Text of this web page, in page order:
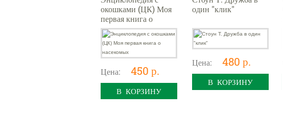
окошками (ЦК) Моя
первая книга о
насекомых
Цена: 450 р.
В КОРЗИНУ
один "клик"
Цена: 480 р.
В КОРЗИНУ